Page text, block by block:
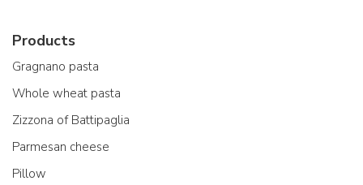
Products
Gragnano pasta
Whole wheat pasta
Zizzona of Battipaglia
Parmesan cheese
Pillow